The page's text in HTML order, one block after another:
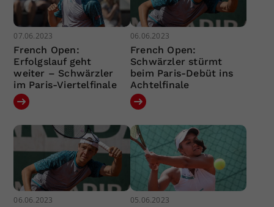
07.06.2023
French Open:
Erfolgslauf geht
weiter – Schwärzler
im Paris-Viertelfinale
06.06.2023
French Open:
Schwärzler stürmt
beim Paris-Debüt ins
Achtelfinale
06.06.2023 05.06.2023